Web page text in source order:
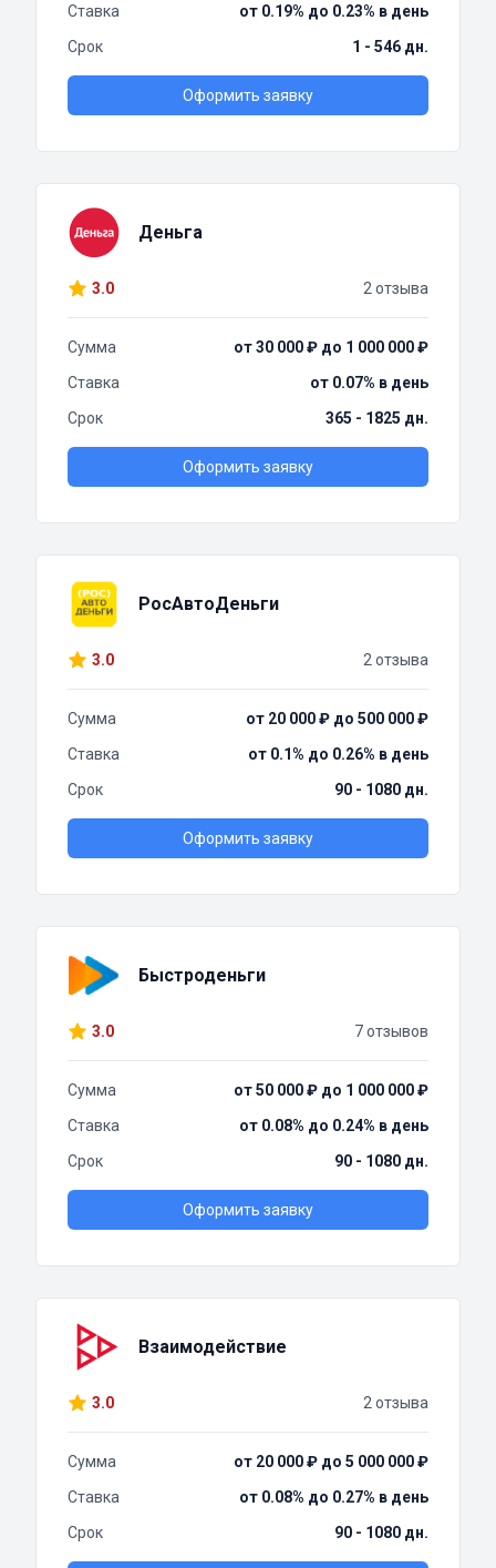
Ставка
от 0.19% до 0.23% в день
Срок
1 - 546 дн.
Оформить заявку
Деньга
3.0 2 отзыва
Сумма
от 30 000 ₽ до 1 000 000 ₽
Ставка
от 0.07% в день
Срок
365 - 1825 дн.
Оформить заявку
РосАвтоДеньги
3.0 2 отзыва
Сумма
от 20 000 ₽ до 500 000 ₽
Ставка
от 0.1% до 0.26% в день
Срок
90 - 1080 дн.
Оформить заявку
Быстроденьги
3.0 7 отзывов
Сумма
от 50 000 ₽ до 1 000 000 ₽
Ставка
от 0.08% до 0.24% в день
Срок
90 - 1080 дн.
Оформить заявку
Взаимодействие
3.0 2 отзыва
Сумма
от 20 000 ₽ до 5 000 000 ₽
Ставка
от 0.08% до 0.27% в день
Срок
90 - 1080 дн.